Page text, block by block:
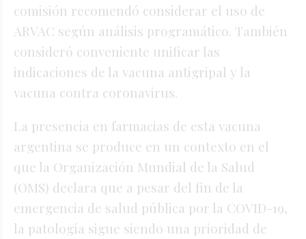
comisión recomendó considerar el uso de
ARVAC según análisis programático. También
consideró conveniente unificar las
indicaciones de la vacuna antigripal y la
vacuna contra coronavirus.
La presencia en farmacias de esta vacuna
argentina se produce en un contexto en el
que la Organización Mundial de la Salud
(OMS) declara que a pesar del fin de la
emergencia de salud pública por la COVID-19,
la patología sigue siendo una prioridad de